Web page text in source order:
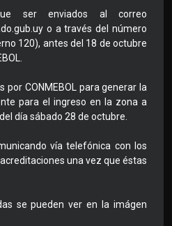
ser enviados al correo
o a través del número
120), antes del 18 de octubre
por CONMEBOL para generar la
para el ingreso en la zona a
día sábado 28 de octubre.
vía telefónica con los
una vez que éstas
se pueden ver en la imágen